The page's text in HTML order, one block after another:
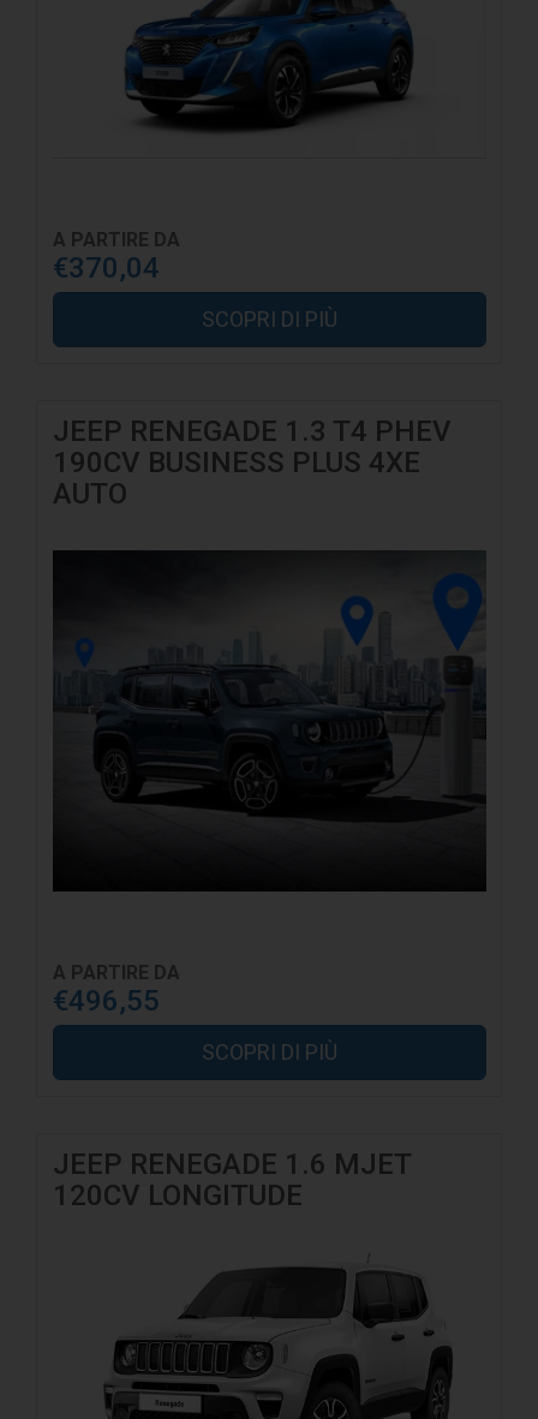
A PARTIRE DA
€370,04
SCOPRI DI PIÙ
JEEP RENEGADE 1.3 T4 PHEV
190CV BUSINESS PLUS 4XE
AUTO
A PARTIRE DA
€496,55
SCOPRI DI PIÙ
JEEP RENEGADE 1.6 MJET
120CV LONGITUDE